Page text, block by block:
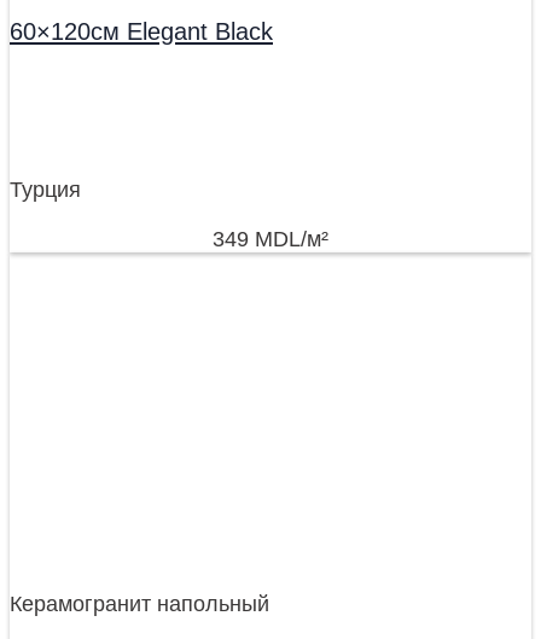
60×120см Elegant Black
Турция
349 MDL/м²
Керамогранит напольный